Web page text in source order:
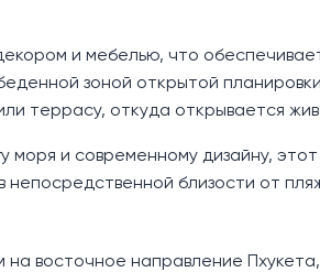
и мебелью, что
зоной открытой
террасу, откуда открывается
и современному дизайну,
близости от
восточное направление Пхукета,